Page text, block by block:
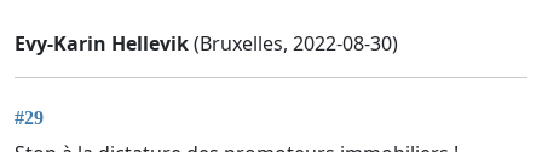
Evy-Karin Hellevik(Bruxelles, 2022-08-30)
#29